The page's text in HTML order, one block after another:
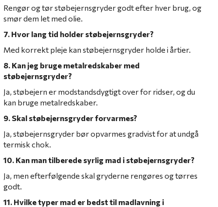
Rengør og tør støbejernsgryder godt efter hver brug, og
smør dem let med olie.
7. Hvor lang tid holder støbejernsgryder?
Med korrekt pleje kan støbejernsgryder holde i årtier.
8. Kan jeg bruge metalredskaber med
støbejernsgryder?
Ja, støbejern er modstandsdygtigt over for ridser, og du
kan bruge metalredskaber.
9. Skal støbejernsgryder forvarmes?
Ja, støbejernsgryder bør opvarmes gradvist for at undgå
termisk chok.
10. Kan man tilberede syrlig mad i støbejernsgryder?
Ja, men efterfølgende skal gryderne rengøres og tørres
godt.
11. Hvilke typer mad er bedst til madlavning i